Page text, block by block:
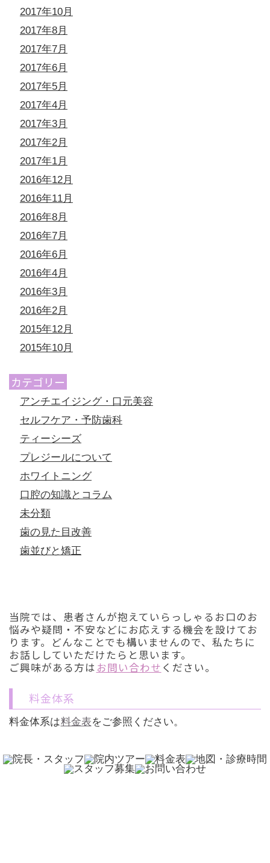
2017年10月
2017年8月
2017年7月
2017年6月
2017年5月
2017年4月
2017年3月
2017年2月
2017年1月
2016年12月
2016年11月
2016年8月
2016年7月
2016年6月
2016年4月
2016年3月
2016年2月
2015年12月
2015年10月
カテゴリー
アンチエイジング・口元美容
セルフケア・予防歯科
ティーシーズ
プレジールについて
ホワイトニング
口腔の知識とコラム
未分類
歯の見た目改善
歯並びと矯正
当院では、患者さんが抱えていらっしゃるお口のお
悩みや疑問・不安などにお応えする機会を設けてお
ります。どんなことでも構いませんので、私たちに
お話ししていただけたらと思います。
ご興味がある方は お問い合わせ ください。
料金体系
料金体系は料金表をご参照ください。